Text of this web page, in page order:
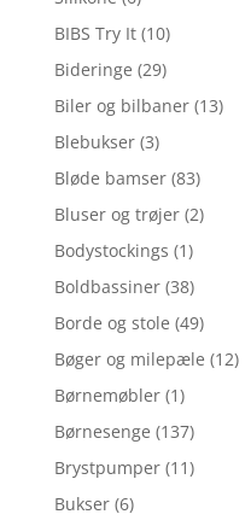
BIBS Try It (10)
Bideringe (29)
Biler og bilbaner (13)
Blebukser (3)
Bløde bamser (83)
Bluser og trøjer (2)
Bodystockings (1)
Boldbassiner (38)
Borde og stole (49)
Bøger og milepæle (12)
Børnemøbler (1)
Børnesenge (137)
Brystpumper (11)
Bukser (6)